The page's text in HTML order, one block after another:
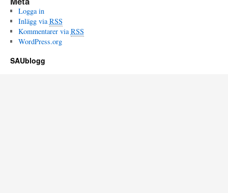
Logga in
Inlägg viaRSS
Kommentarer viaRSS
WordPress.org
SAUblogg